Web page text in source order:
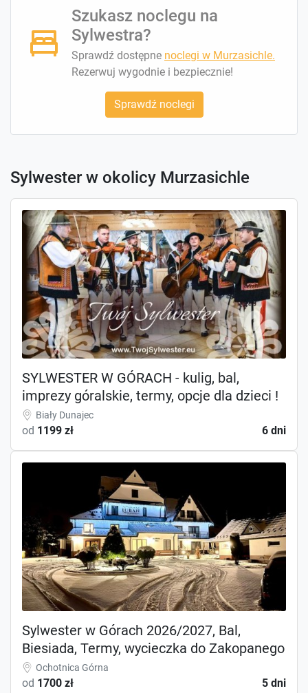
Szukasz noclegu na
Sylwestra?
Sprawdź dostępne noclegi w Murzasichle.
Rezerwuj wygodnie i bezpiecznie!
Sprawdź noclegi
Sylwester w okolicy Murzasichle
SYLWESTER W GÓRACH - kulig, bal,
imprezy góralskie, termy, opcje dla dzieci !
Biały Dunajec
od 1199 zł 6 dni
Sylwester w Górach 2026/2027, Bal,
Biesiada, Termy, wycieczka do Zakopanego
Ochotnica Górna
od 1700 zł 5 dni